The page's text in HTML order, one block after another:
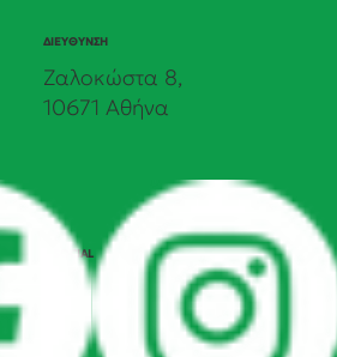
ΔΙΕΥΘΥΝΣΗ
Ζαλοκώστα 8,
10671 Αθήνα
SOCIAL